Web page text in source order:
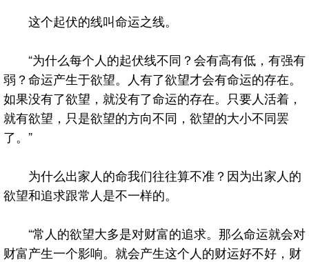
这个起伏的线叫命运之线。
“为什么每个人的起伏线不同？会有高有低，有强有
弱？命运产生于欲望。人有了欲望才会有命运的存在。
如果没有了欲望，就没有了命运的存在。只要人活着，
就有欲望，只是欲望的方向不同，欲望的大小不同罢
了。”
为什么出家人的命我们往往算不准？因为出家人的
欲望和追求跟常人是不一样的。
“常人的欲望大多是对财富的追求。那么命运就会对
财富产生一个影响。就会产生这个人的财运好不好，财